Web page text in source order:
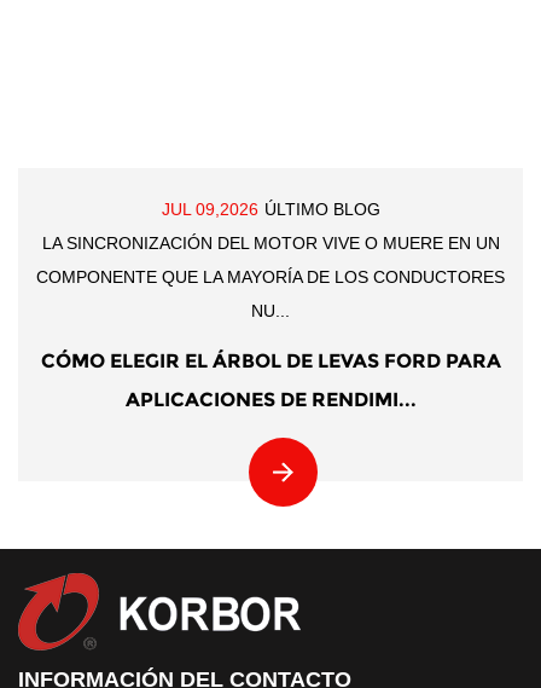
JUL 09,2026 ÚLTIMO BLOG
LA SINCRONIZACIÓN DEL MOTOR VIVE O MUERE EN UN
COMPONENTE QUE LA MAYORÍA DE LOS CONDUCTORES
NU...
CÓMO ELEGIR EL ÁRBOL DE LEVAS FORD PARA
APLICACIONES DE RENDIMI...
INFORMACIÓN DEL CONTACTO